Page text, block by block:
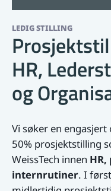
LEDIG STILLING
HR,
og
Vi søker en
50% prosjektstilling
WeissTech innen
internrutiner. I